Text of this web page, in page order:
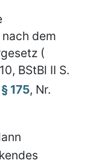
dem
(
BStBl II S.
175, Nr.